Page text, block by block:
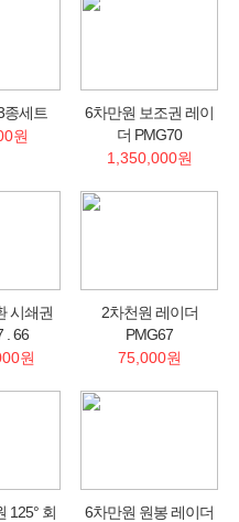
종세트
원
6차만원 보조권 레이
더 PMG70
1,350,000원
시쇄권
. 66
원
2차천원 레이더
PMG67
75,000원
125° 회
6차만원 원봉 레이더